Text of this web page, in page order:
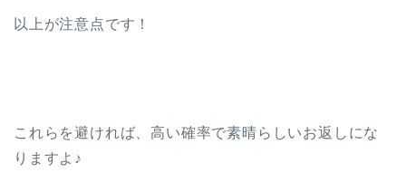
以上が注意点です！
これらを避ければ、高い確率で素晴らしいお返しにな
りますよ♪